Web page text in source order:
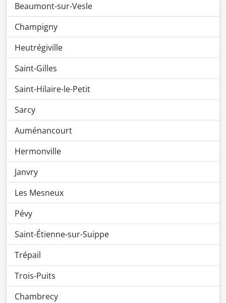
Beaumont-sur-Vesle
Champigny
Heutrégiville
Saint-Gilles
Saint-Hilaire-le-Petit
Sarcy
Auménancourt
Hermonville
Janvry
Les Mesneux
Pévy
Saint-Étienne-sur-Suippe
Trépail
Trois-Puits
Chambrecy